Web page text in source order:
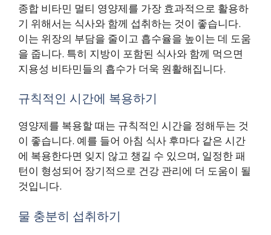
종합 비타민 멀티 영양제를 가장 효과적으로 활용하
기 위해서는 식사와 함께 섭취하는 것이 좋습니다.
이는 위장의 부담을 줄이고 흡수율을 높이는 데 도움
을 줍니다. 특히 지방이 포함된 식사와 함께 먹으면
지용성 비타민들의 흡수가 더욱 원활해집니다.
규칙적인 시간에 복용하기
영양제를 복용할 때는 규칙적인 시간을 정해두는 것
이 좋습니다. 예를 들어 아침 식사 후마다 같은 시간
에 복용한다면 잊지 않고 챙길 수 있으며, 일정한 패
턴이 형성되어 장기적으로 건강 관리에 더 도움이 될
것입니다.
물 충분히 섭취하기